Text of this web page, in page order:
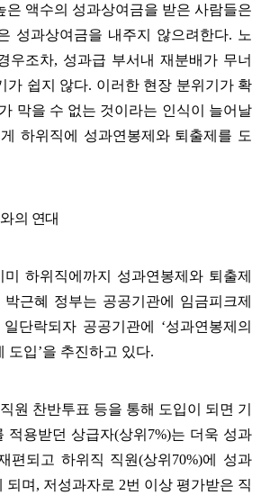
은 액수의 성과상여금을 받은 사람들은
성과상여금을 내주지 않으려한다. 노
우조차, 성과급 부서내 재분배가 무너
가 쉽지 않다. 이러한 현장 분위기가 확
가 막을 수 없는 것이라는 인식이 늘어날
하위직에 성과연봉제와 퇴출제를 도
의 연대
하위직에까지 성과연봉제와 퇴출제
박근혜 정부는 공공기관에 임금피크제
단락되자 공공기관에 ‘성과연봉제의
도입’을 추진하고 있다.
직원 찬반투표 등을 통해 도입이 되면 기
적용받던 상급자(상위 7%)는 더욱 성과
편되고 하위직 직원(상위 70%)에 성과
되며 , 저성과자로 2번 이상 평가받은 직